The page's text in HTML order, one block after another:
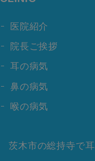
医院紹介
院長ご挨拶
耳の病気
鼻の病気
喉の病気
茨木市の総持寺で